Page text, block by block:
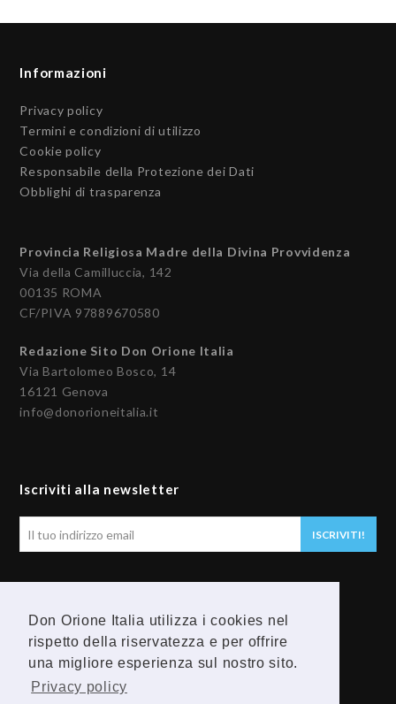
Don Orione Italia utilizza i cookies nel
rispetto della riservatezza e per offrire
una migliore esperienza sul nostro sito.
Privacy policy
Informazioni
Privacy policy
Termini e condizioni di utilizzo
Cookie policy
Responsabile della Protezione dei Dati
Obblighi di trasparenza
Provincia Religiosa Madre della Divina Provvidenza
Via della Camilluccia, 142
00135 ROMA
CF/PIVA 97889670580
Redazione Sito Don Orione Italia
Via Bartolomeo Bosco, 14
16121 Genova
info@donorioneitalia.it
Iscriviti alla newsletter
tuo
ISCRIVITI!
F
Y
o